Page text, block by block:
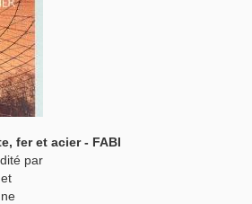
fer et acier - FABI
par